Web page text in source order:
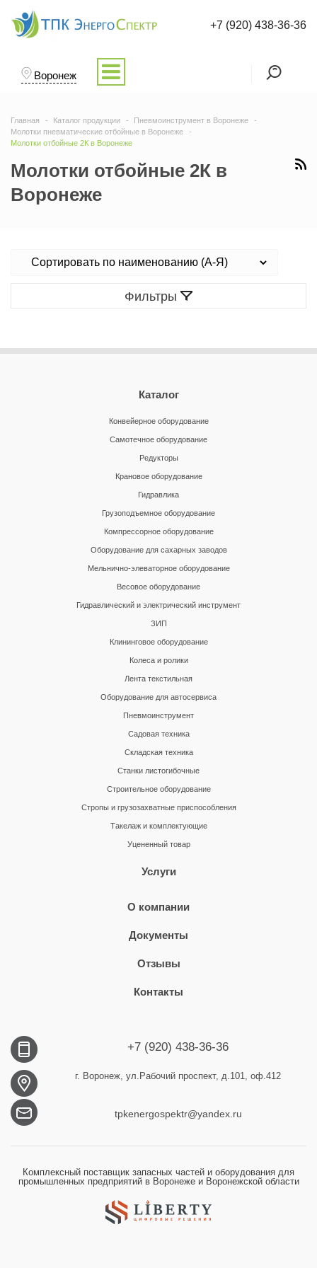
Воронеж
+7 (920) 438-36-36
Главная Каталог продукции
Пневмоинструмент в Воронеже
Молотки пневматические отбойные в Воронеже
Молотки отбойные 2К в Воронеже
Молотки отбойные 2К в
Воронеже
Фильтры
Каталог
Конвейерное оборудование
Самотечное оборудование
Редукторы
Крановое оборудование
Гидравлика
Грузоподъемное оборудование
Компрессорное оборудование
Оборудование для сахарных заводов
Мельнично-элеваторное оборудование
Весовое оборудование
Гидравлический и электрический инструмент
ЗИП
Клининговое оборудование
Колеса и ролики
Лента текстильная
Оборудование для автосервиса
Пневмоинструмент
Садовая техника
Складская техника
Станки листогибочные
Строительное оборудование
Стропы и грузозахватные приспособления
Такелаж и комплектующие
Уцененный товар
Услуги
О компании
Документы
Отзывы
Контакты
+7 (920) 438-36-36
г. Воронеж, ул.Рабочий проспект, д.101, оф.412
tpkenergospektr@yandex.ru
Комплексный поставщик запасных частей и оборудования для
промышленных предприятий в Воронеже и Воронежской области